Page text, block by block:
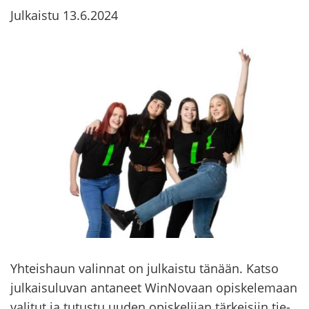
Julkaistu 13.6.2024
Yh­teis­haun va­lin­nat on jul­kais­tu tä­nään. Katso
jul­kai­su­lu­van an­ta­neet WinNovaan opis­ke­le­maan